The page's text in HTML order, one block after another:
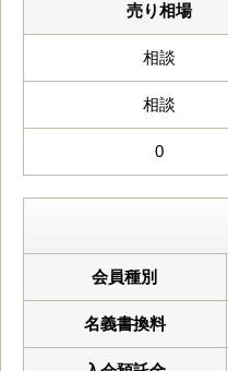
売り相場
相談
相談
0
会員種別
名義書換料